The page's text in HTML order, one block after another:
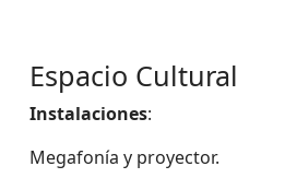
Espacio Cultural
Instalaciones:
Megafonía y proyector.